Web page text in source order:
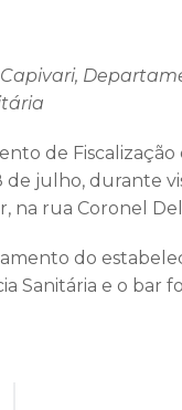
de Fiscalização
julho, durante
na rua Coronel
do
Sanitária e o bar